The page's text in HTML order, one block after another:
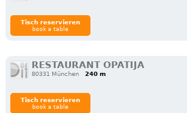
Tisch reservieren
book a table
RESTAURANT OPATIJA
80331 München
240 m
Tisch reservieren
book a table